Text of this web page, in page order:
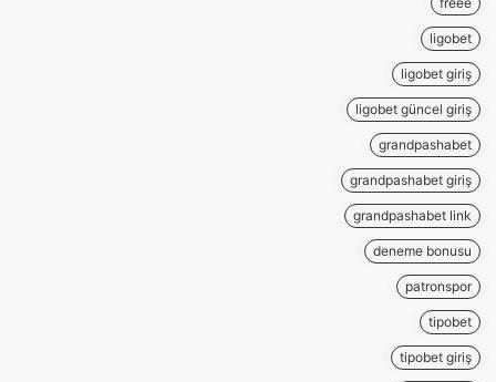
ligobet
ligobet giriş
ligobet güncel giriş
grandpashabet
grandpashabet giriş
grandpashabet link
deneme bonusu
patronspor
tipobet
tipobet giriş